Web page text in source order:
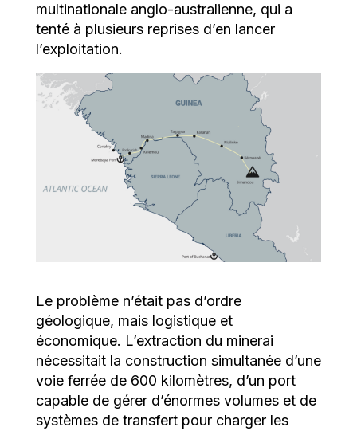
multinationale anglo-australienne, qui a
tenté à plusieurs reprises d’en lancer
l’exploitation.
Le problème n’était pas d’ordre
géologique, mais logistique et
économique. L’extraction du minerai
nécessitait la construction simultanée d’une
voie ferrée de 600 kilomètres, d’un port
capable de gérer d’énormes volumes et de
systèmes de transfert pour charger les